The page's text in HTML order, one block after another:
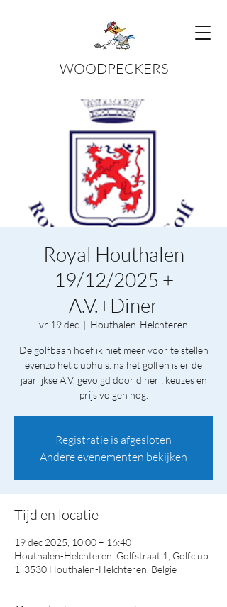
WOODPECKERS
Royal Houthalen
19/12/2025 +
A.V.+Diner
vr 19 dec
  |
Houthalen-Helchteren
De golfbaan hoef ik niet meer voor te stellen
evenzo het clubhuis. na het golfen is er de
jaarlijkse A.V. gevolgd door diner : keuzes en
prijs volgen nog.
Registratie is afgesloten
Andere evenementen bekijken
Tijd en locatie
19 dec 2025, 10:00 – 16:40
Houthalen-Helchteren, Golfstraat 1, Golfclub
1, 3530 Houthalen-Helchteren, België